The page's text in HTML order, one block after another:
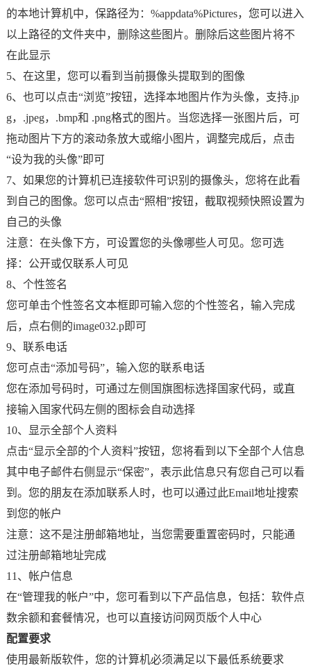
的本地计算机中，保路径为：%appdata%Pictures，您可以进入
以上路径的文件夹中，删除这些图片。删除后这些图片将不
在此显示
5、在这里，您可以看到当前摄像头提取到的图像
6、也可以点击“浏览”按钮，选择本地图片作为头像，支持.jp
g，.jpeg，.bmp和 .png格式的图片。当您选择一张图片后，可
拖动图片下方的滚动条放大或缩小图片，调整完成后，点击
“设为我的头像”即可
7、如果您的计算机已连接软件可识别的摄像头，您将在此看
到自己的图像。您可以点击“照相”按钮，截取视频快照设置为
自己的头像
注意：在头像下方，可设置您的头像哪些人可见。您可选
择：公开或仅联系人可见
8、个性签名
您可单击个性签名文本框即可输入您的个性签名，输入完成
后，点右侧的image032.p即可
9、联系电话
您可点击“添加号码”，输入您的联系电话
您在添加号码时，可通过左侧国旗图标选择国家代码，或直
接输入国家代码左侧的图标会自动选择
10、显示全部个人资料
点击“显示全部的个人资料”按钮，您将看到以下全部个人信息
其中电子邮件右侧显示“保密”，表示此信息只有您自己可以看
到。您的朋友在添加联系人时，也可以通过此Email地址搜索
到您的帐户
注意：这不是注册邮箱地址，当您需要重置密码时，只能通
过注册邮箱地址完成
11、帐户信息
在“管理我的帐户”中，您可看到以下产品信息，包括：软件点
数余额和套餐情况，也可以直接访问网页版个人中心
配置要求
使用最新版软件，您的计算机必须满足以下最低系统要求